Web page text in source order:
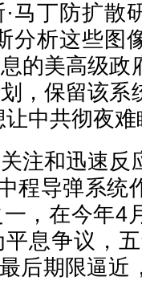
马丁防扩散
分析这些图
的美高级政
，保留该系
中共彻夜难
注和迅速反
程导弹系统
，在今年4
息争议，
后期限逼近